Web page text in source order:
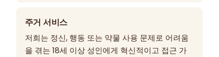
주거 서비스
저희는 정신, 행동 또는 약물 사용 문제로 어려움
을 겪는 18세 이상 성인에게 혁신적이고 접근 가